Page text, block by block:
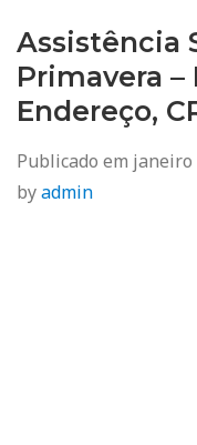
Assistência
Primavera –
Endereço,
Publicado em janeiro
byadmin